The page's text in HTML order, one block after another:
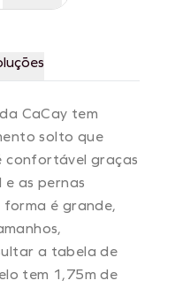
da CaCay tem
solto que
confortável graças
as pernas
forma é grande,
a tabela de
tem 1,75m de